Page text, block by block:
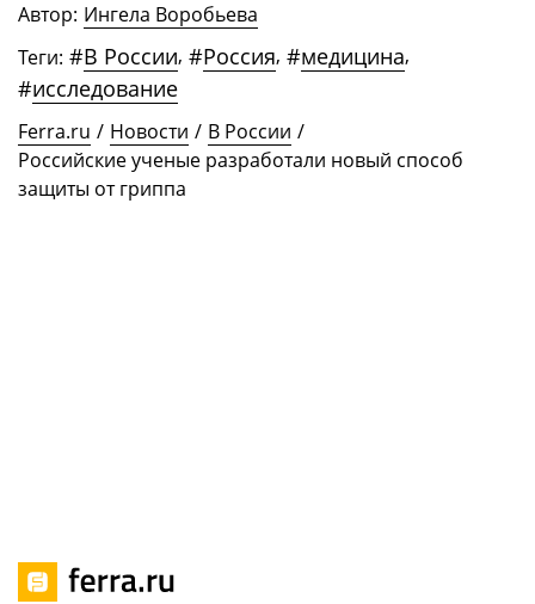
Автор: Ингела Воробьева
Теги: #В России, #Россия, #медицина,
#исследование
Ferra.ru / Новости / В России /
Российские ученые разработали новый способ
защиты от гриппа